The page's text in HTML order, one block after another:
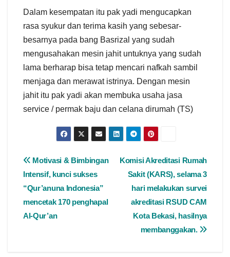
Dalam kesempatan itu pak yadi mengucapkan
rasa syukur dan terima kasih yang sebesar-
besarnya pada bang Basrizal yang sudah
mengusahakan mesin jahit untuknya yang sudah
lama berharap bisa tetap mencari nafkah sambil
menjaga dan merawat istrinya. Dengan mesin
jahit itu pak yadi akan membuka usaha jasa
service / permak baju dan celana dirumah (TS)
Komisi Akreditasi Rumah
Sakit (KARS), selama 3
hari melakukan survei
akreditasi RSUD CAM
Kota Bekasi, hasilnya
membanggakan.
Motivasi & Bimbingan
Intensif, kunci sukses
“Qur’anuna Indonesia”
mencetak 170 penghapal
Al-Qur’an